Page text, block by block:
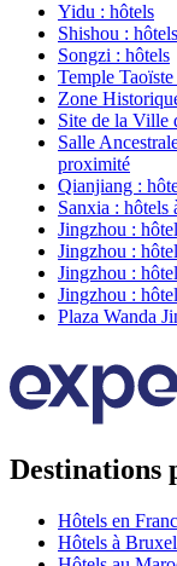
Yidu : hôtels
Shishou : hôtels
Songzi : hôtels
Temple
Zone
Site de la Ville
Salle
proximité
Qianjiang :
Sanxia : hôtels
Jingzhou :
Jingzhou :
Jingzhou :
Jingzhou :
Plaza Wanda
Destinations
Hôtels en
Hôtels à